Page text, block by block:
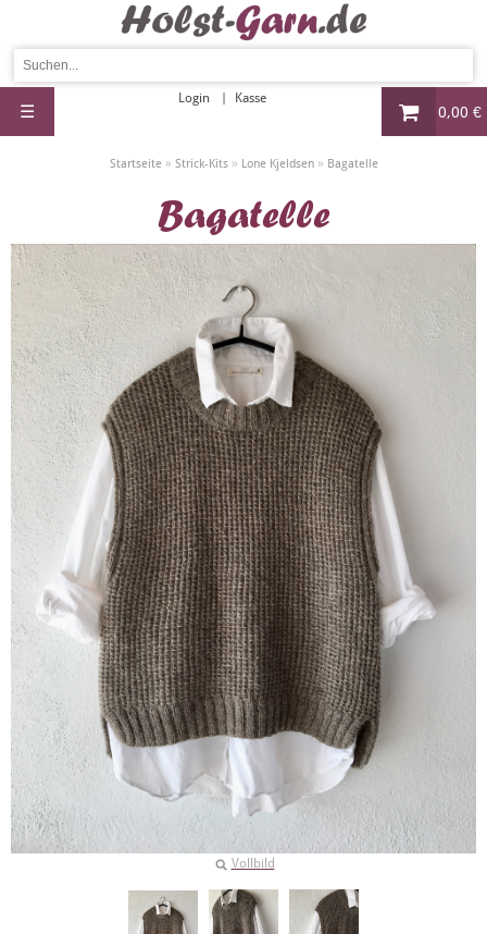
0,00 €
Login Kasse
☰
Startseite» Strick-Kits» Lone Kjeldsen» Bagatelle
Bagatelle
Vollbild